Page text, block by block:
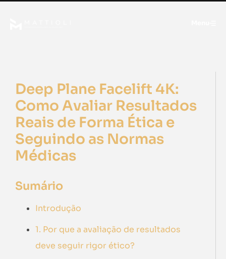
Deep Plane Facelift 4K:
Como Avaliar Resultados
Reais de Forma Ética e
Seguindo as Normas
Médicas
Sumário
Introdução
1. Por que a avaliação de resultados
deve seguir rigor ético?